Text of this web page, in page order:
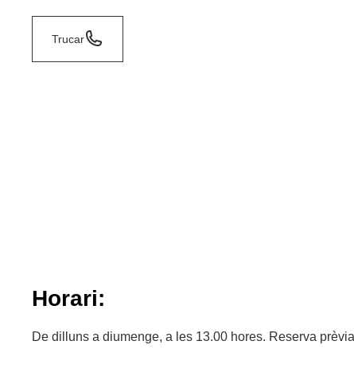
Trucar
Horari:
De dilluns a diumenge, a les 13.00 hores. Reserva prèvia